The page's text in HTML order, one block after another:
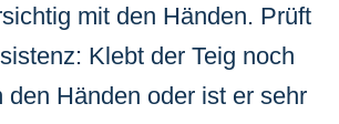
mit den Händen. Prüft
Klebt der Teig noch
den Händen oder ist er sehr